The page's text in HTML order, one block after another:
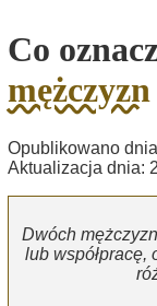
Co
mężczyzn
Opublikowano
Aktualizacja dnia:
Dwóch
lub współpracę,